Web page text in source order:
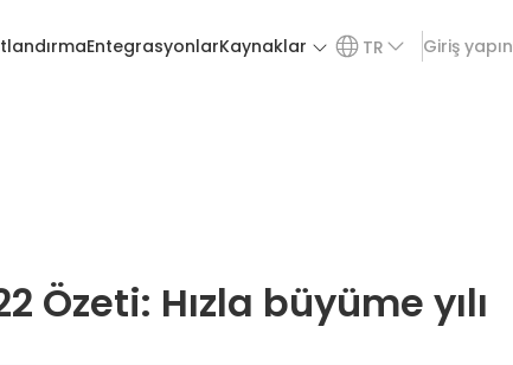
EntegrasyonlarKaynaklar TR Giriş yapın
Özeti: Hızla büyüme yılı